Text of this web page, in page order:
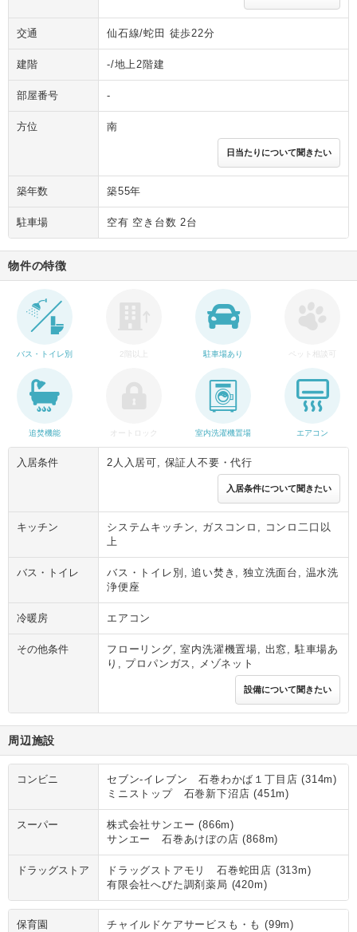
交通 仙石線/蛇田 徒歩22分
建階 -/地上2階建
部屋番号 -
方位 南
日当たりについて聞きたい
築年数 築55年
駐車場 空有 空き台数 2台
物件の特徴
バス・トイレ別 2階以上 駐車場あり ペット相談可
追焚機能 オートロック 室内洗濯機置場 エアコン
入居条件 2人入居可, 保証人不要・代行
入居条件について聞きたい
キッチン
システムキッチン, ガスコンロ, コンロ二口以
上
バス・トイレ
バス・トイレ別, 追い焚き, 独立洗面台, 温水洗
浄便座
冷暖房 エアコン
その他条件
フローリング, 室内洗濯機置場, 出窓, 駐車場あ
り, プロパンガス, メゾネット
設備について聞きたい
周辺施設
コンビニ
セブン‐イレブン 石巻わかば１丁目店 (314m)
ミニストップ 石巻新下沼店 (451m)
スーパー
株式会社サンエー (866m)
サンエー 石巻あけぼの店 (868m)
ドラッグストア
ドラッグストアモリ 石巻蛇田店 (313m)
有限会社へびた調剤薬局 (420m)
保育園 チャイルドケアサービスも・も (99m)